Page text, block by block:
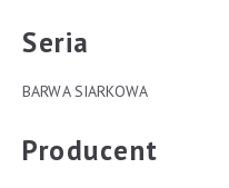
Seria
BARWA SIARKOWA
Producent